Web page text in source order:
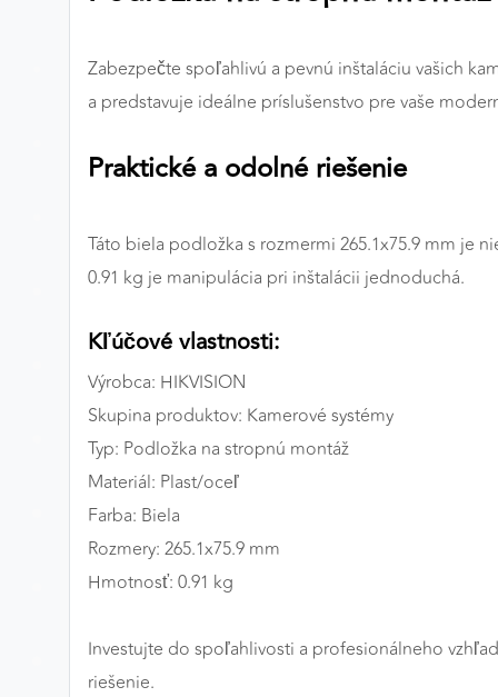
Zabezpečte spoľahlivú a pevnú inštaláciu vašich
a predstavuje ideálne príslušenstvo pre vaše
Praktické a odolné riešenie
Táto biela podložka s rozmermi 265.1x75.9 mm je
0.91 kg je manipulácia pri inštalácii jednoduchá.
Kľúčové vlastnosti:
Výrobca: HIKVISION
Skupina produktov: Kamerové systémy
Typ: Podložka na stropnú montáž
Materiál: Plast/oceľ
Farba: Biela
Rozmery: 265.1x75.9 mm
Hmotnosť: 0.91 kg
Investujte do spoľahlivosti a profesionálneho
riešenie.
Analytické cookies nám umožňujú meranie výkonu
nášho webu. Ich pomocou určujeme počet návštev a
pomocou týchto cookies spracovávame anonymne a
konkrétnych používateľov nášho webu. Vďaka týmto
našich stránok.
Google Analytics
Poskytovateľ: Google
MARKETINGOVÉ COOKIES
Marketingové cookies sa používajú na sledovanie
správania používateľov naprieč webovými stránkami.
relevantnú reklamu, a to na našom webe aj v
reklamných sieťach tretích strán.